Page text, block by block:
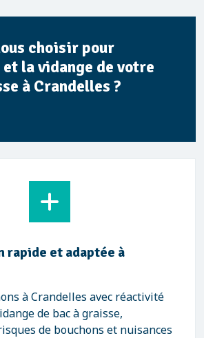
choisir pour
la vidange de votre
à Crandelles ?
et adaptée à
à Crandelles avec réactivité
de bac à graisse,
de bouchons et nuisances